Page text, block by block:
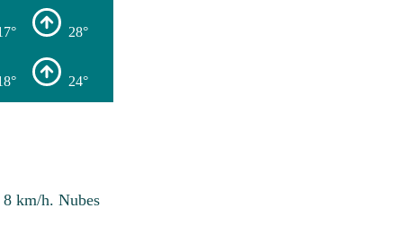
28°
24°
km/h. Nubes